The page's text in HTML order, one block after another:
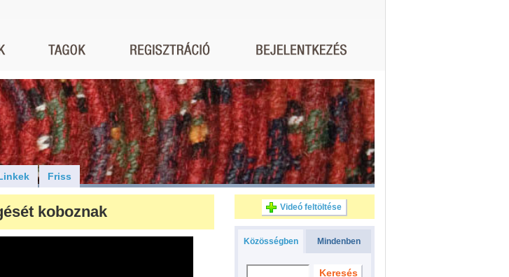
Friss
koboznak Videó feltöltése
Közösségben Mindenben